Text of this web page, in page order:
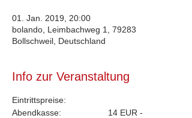
01. Jan. 2019, 20:00
bolando, Leimbachweg 1, 79283
Bollschweil, Deutschland
Info zur Veranstaltung
Eintrittspreise:
Abendkasse:		14 EUR -